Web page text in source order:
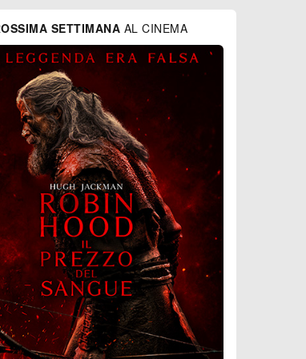
SETTIMANA AL CINEMA